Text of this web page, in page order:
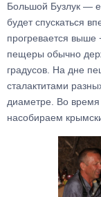
Большой Бузлук —
будет спускаться
прогревается выше
пещеры обычно
градусов. На дне
сталактитами
диаметре. Во время
насобираем